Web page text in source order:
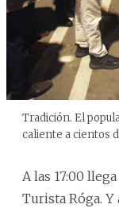
Tradición. El
caliente a cientos
A las 17:00
Turista Róga. Y